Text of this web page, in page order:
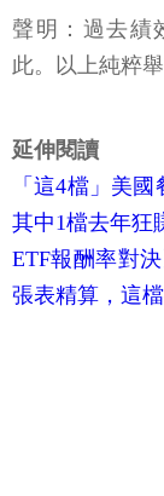
聲明：過去績
此。以上純粹
延伸閱讀
「這4檔」美
其中1檔去年狂
ETF報酬率對
張表精算，這